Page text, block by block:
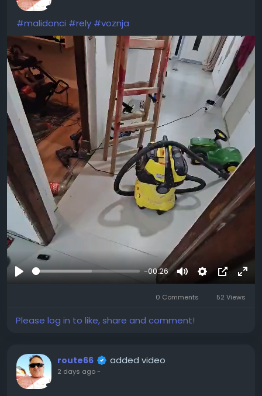
#malidonci #rely #voznja
-00:26
MuteSettingsPicture-
in-
0 Comments 52 Views
Please log in to like, share and comment!
route66 added video
2 days ago-